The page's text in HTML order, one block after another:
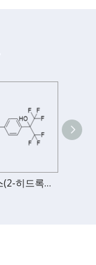
1,4-비스(2-히드록시헥사플루오로이소프로필)벤젠